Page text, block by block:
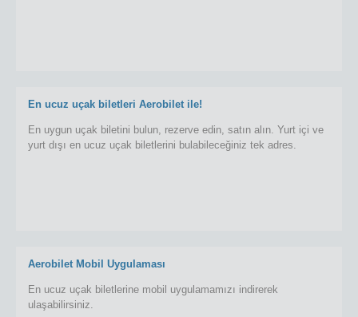
En ucuz uçak biletleri Aerobilet ile!
En uygun uçak biletini bulun, rezerve edin, satın alın. Yurt içi ve
yurt dışı en ucuz uçak biletlerini bulabileceğiniz tek adres.
Aerobilet Mobil Uygulaması
En ucuz uçak biletlerine mobil uygulamamızı indirerek
ulaşabilirsiniz.